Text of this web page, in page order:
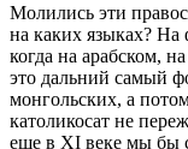
Молились эти
на каких языках? На
когда на арабском,
это дальний самый
монгольских, а
католикосат не
еще в XI веке мы бы